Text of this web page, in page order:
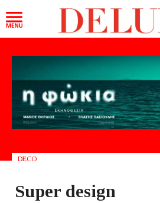
DECO
Super design